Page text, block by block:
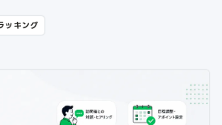
ッキング